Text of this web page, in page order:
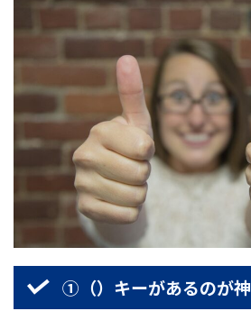
①（）キーがあるのが神